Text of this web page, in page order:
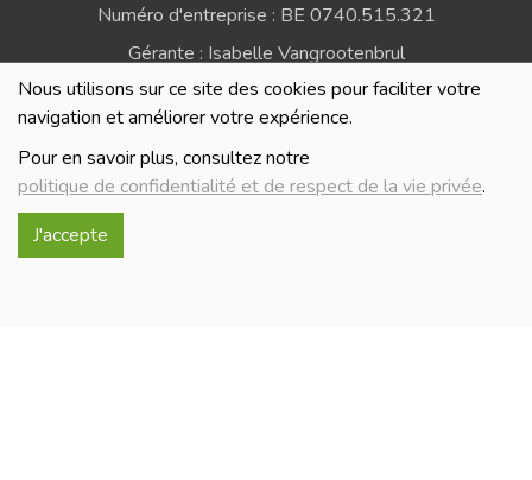
Nous utilisons sur ce site des cookies pour faciliter votre
navigation et améliorer votre expérience.
Pour en savoir plus, consultez notre
politique de confidentialité et de respect de la vie privée.
J'accepte
Numéro d'entreprise : BE 0740.515.321
Gérante : Isabelle Vangrootenbrul
Politique de confidentialité et de respect de la vie
privée